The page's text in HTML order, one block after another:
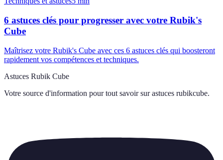
6 astuces clés pour progresser avec votre Rubik's
Cube
Maîtrisez votre Rubik's Cube avec ces 6 astuces clés qui boosteront
rapidement vos compétences et techniques.
Astuces Rubik Cube
Votre source d'information pour tout savoir sur astuces rubikcube.